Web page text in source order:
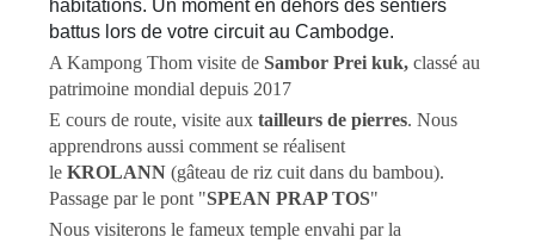
habitations. Un moment en dehors des sentiers
battus lors de votre circuit au Cambodge.
A Kampong Thom visite deSambor Prei kuk,classé au
patrimoine mondial depuis 2017
E cours de route, visite auxtailleurs de pierres. Nous
apprendrons aussi comment se réalisent
leKROLANN(gâteau de riz cuit dans du bambou).
Passage par le pont "SPEAN PRAP TOS"
Nous visiterons le fameux temple envahi par la